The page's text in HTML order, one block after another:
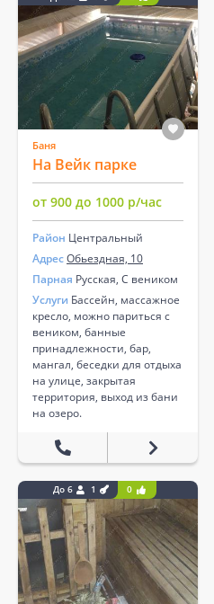
Баня
На Вейк парке
от 900 до 1000 р/час
Район Центральный
АдресОбьездная, 10
Парная Русская, С веником
Услуги Бассейн, массажное
кресло, можно париться с
веником, банные
принадлежности, бар,
мангал, беседки для отдыха
на улице, закрытая
территория, выход из бани
на озеро.
До 6 1 0